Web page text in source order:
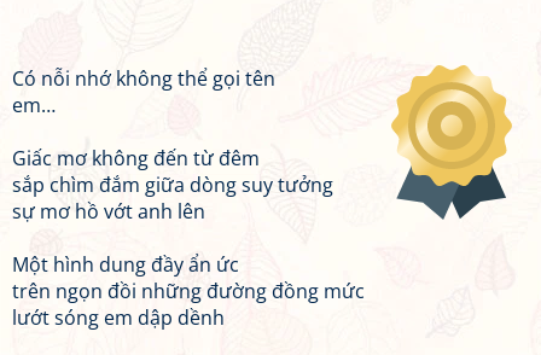
Có nỗi nhớ không thể gọi tên
em…
Giấc mơ không đến từ đêm
sắp chìm đắm giữa dòng suy tưởng
sự mơ hồ vớt anh lên
Một hình dung đầy ẩn ức
trên ngọn đồi những đường đồng mức
lướt sóng em dập dềnh